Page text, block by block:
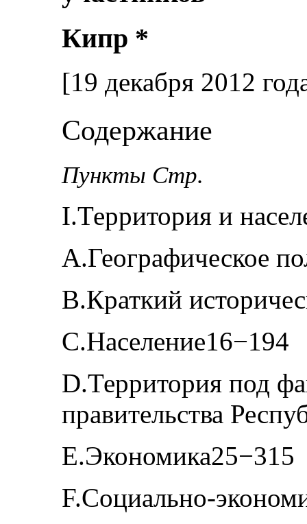
Кипр *
[19 декабря 2012
Содержание
Пункты Стр.
I.Территория и
A.Географическое
B.Краткий
C.Население16−194
D.Территория под
правительства
E.Экономика25−315
F.Социально-